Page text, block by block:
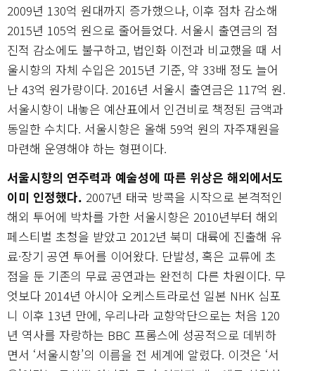
2009년 130억 원대까지 증가했으나, 이후 점차 감소해
2015년 105억 원으로 줄어들었다. 서울시 출연금의 점
진적 감소에도 불구하고, 법인화 이전과 비교했을 때 서
울시향의 자체 수입은 2015년 기준, 약 33배 정도 늘어
난 43억 원가량이다. 2016년 서울시 출연금은 117억 원.
서울시향이 내놓은 예산표에서 인건비로 책정된 금액과
동일한 수치다. 서울시향은 올해 59억 원의 자주재원을
마련해 운영해야 하는 형편이다.
서울시향의 연주력과 예술성에 따른 위상은 해외에서도
이미 인정했다. 2007년 태국 방콕을 시작으로 본격적인
해외 투어에 박차를 가한 서울시향은 2010년부터 해외
페스티벌 초청을 받았고 2012년 북미 대륙에 진출해 유
료·장기 공연 투어를 이어왔다. 단발성, 혹은 교류에 초
점을 둔 기존의 무료 공연과는 완전히 다른 차원이다. 무
엇보다 2014년 아시아 오케스트라로선 일본 NHK 심포
니 이후 13년 만에, 우리나라 교향악단으로는 처음 120
년 역사를 자랑하는 BBC 프롬스에 성공적으로 데뷔하
면서 ‘서울시향’의 이름을 전 세계에 알렸다. 이것은 ‘서